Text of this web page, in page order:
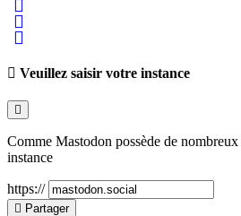
Veuillez saisir votre instance
Comme Mastodon possède de
instance
https://
Partager